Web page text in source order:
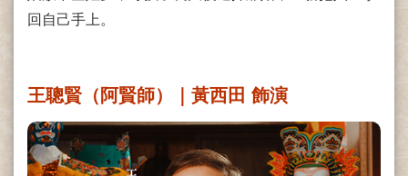
回自己手上。
王聰賢（阿賢師）｜黃西田 飾演